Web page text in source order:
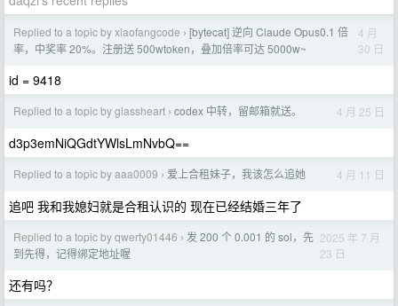
Replied to a topic by xiaofangcode › [bytecat] 逆向 Claude Opus0.1 倍
率，中奖率 20%。注册送 500wtoken，叠加倍率可达 5000w~
4 月
30 日
id = 9418
Replied to a topic by glassheart › codex 中转，留邮箱就送。 4 月 25 日
d3p3emNiQGdtYWlsLmNvbQ==
Replied to a topic by aaa0009 › 爱上合租妹子，我该怎么追她 4 月 11 日
追吧 我和我媳妇就是合租认识的 现在已经结婚三年了
Replied to a topic by qwerty01446 › 发 200 个 0.001 的 sol，先
到先得，记得绑定地址喔
2025 年 7 月
23 日
还有吗？